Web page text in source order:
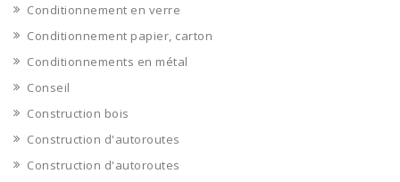
Conditionnement en verre
Conditionnement papier, carton
Conditionnements en métal
Conseil
Construction bois
Construction d'autoroutes
Construction d'autoroutes